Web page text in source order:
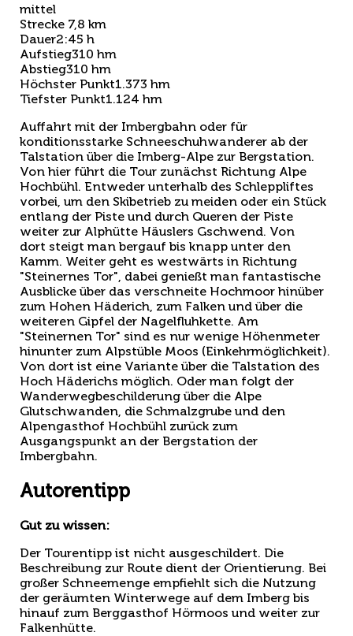
mittel
Strecke 7,8 km
Dauer2:45 h
Aufstieg310 hm
Abstieg310 hm
Höchster Punkt1.373 hm
Tiefster Punkt1.124 hm
Auffahrt mit der Imbergbahn oder für
konditionsstarke Schneeschuhwanderer ab der
Talstation über die Imberg-Alpe zur Bergstation.
Von hier führt die Tour zunächst Richtung Alpe
Hochbühl. Entweder unterhalb des Schleppliftes
vorbei, um den Skibetrieb zu meiden oder ein Stück
entlang der Piste und durch Queren der Piste
weiter zur Alphütte Häuslers Gschwend. Von
dort steigt man bergauf bis knapp unter den
Kamm. Weiter geht es westwärts in Richtung
"Steinernes Tor", dabei genießt man fantastische
Ausblicke über das verschneite Hochmoor hinüber
zum Hohen Häderich, zum Falken und über die
weiteren Gipfel der Nagelfluhkette. Am
"Steinernen Tor" sind es nur wenige Höhenmeter
hinunter zum Alpstüble Moos (Einkehrmöglichkeit).
Von dort ist eine Variante über die Talstation des
Hoch Häderichs möglich. Oder man folgt der
Wanderwegbeschilderung über die Alpe
Glutschwanden, die Schmalzgrube und den
Alpengasthof Hochbühl zurück zum
Ausgangspunkt an der Bergstation der
Imbergbahn.
Autorentipp
Gut zu wissen:
Der Tourentipp ist nicht ausgeschildert. Die
Beschreibung zur Route dient der Orientierung. Bei
großer Schneemenge empfiehlt sich die Nutzung
der geräumten Winterwege auf dem Imberg bis
hinauf zum Berggasthof Hörmoos und weiter zur
Falkenhütte.